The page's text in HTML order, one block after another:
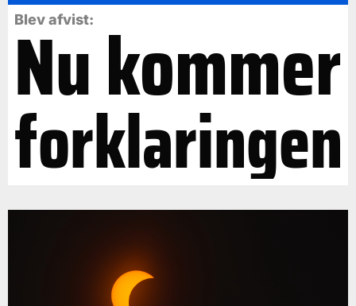
Blev afvist:
Nu kommer
forklaringen